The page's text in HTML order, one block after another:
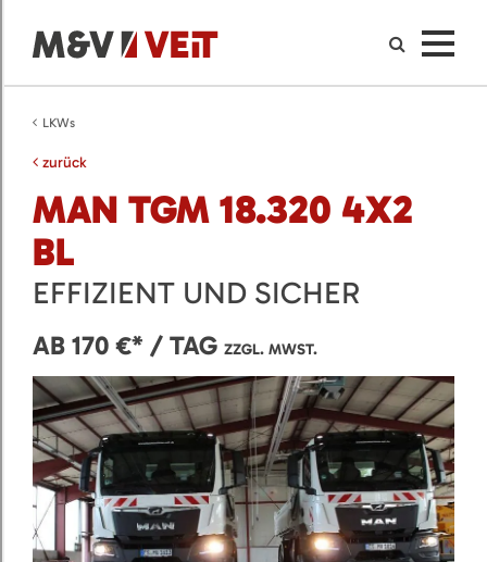
LKWs
zurück
MAN TGM 18.320 4X2
BL
EFFIZIENT UND SICHER
AB 170 €* / TAG ZZGL. MWST.